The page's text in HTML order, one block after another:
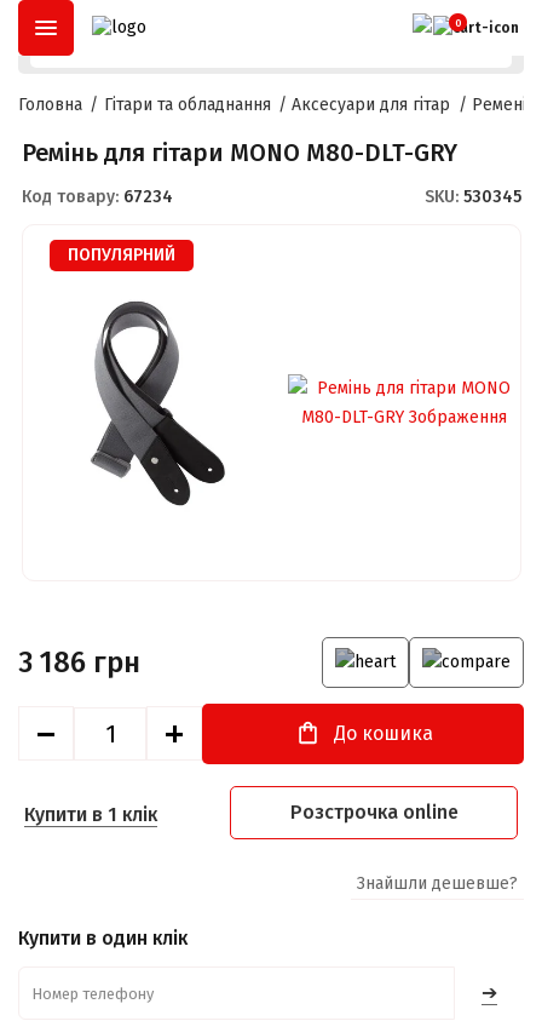
ОПЛАТА ЧАСТИНАМИ РОЗСТРОЧКА
0
Головна Гітари та обладнання Аксесуари для гітар Ремені
Ремінь для гітари MONO M80-DLT-GRY
Код товару: 67234 SKU: 530345
ПОПУЛЯРНИЙ
3 186 грн
До кошика
Купити в 1 клік Розстрочка online
Знайшли дешевше?
Купити в один клік
➔